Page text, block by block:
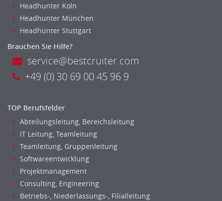
Headhunter Koln
Headhunter München
Headhunter Stuttgart
Brauchen Sie Hilfe?
service@bestcruiter.com
+49 (0) 30 69 00 45 96 9
TOP Berufsfelder
Abteilungsleitung, Bereichsleitung
IT Leitung, Teamleitung
Teamleitung, Gruppenleitung
Softwareentwicklung
Projektmanagement
Consulting, Engineering
Betriebs-, Niederlassungs-, Filialleitung